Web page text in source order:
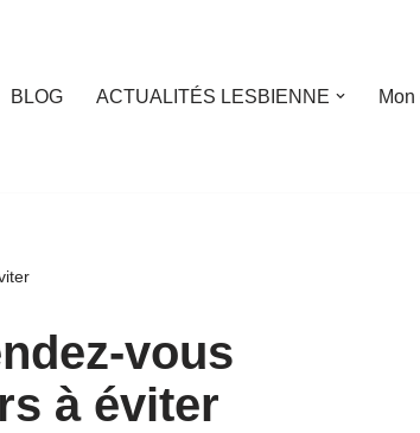
BLOG ACTUALITÉS LESBIENNE
vous
à éviter